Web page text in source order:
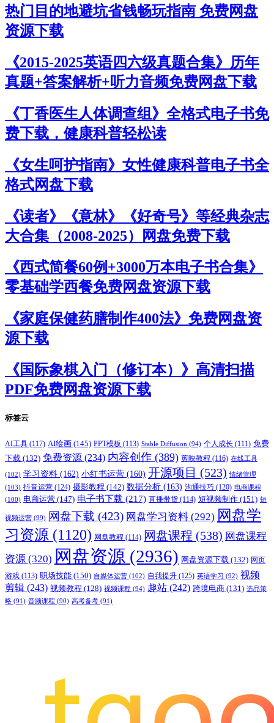
热门目的地避坑省钱畅玩指南 免费网盘
资源下载
《2015-2025英语四六级真题合集》历年
真题+答案解析+听力音频免费网盘下载
《丁香医生人体调查组》全格式电子书免
费下载，健康科普轻松读
《女生呵护指南》女性健康科普电子书全
格式网盘下载
《读者》《意林》《好奇号》等经典杂志
大合集（2008-2025）网盘免费下载
《西式简餐60例+3000万本电子书合集》
零基础学西餐免费网盘资源下载
《家庭保健药膳制作400法》免费网盘资
源下载
《国际象棋入门（修订本）》高清扫描
PDF免费网盘资源下载
标签云
AI工具 (117) AI绘画 (145) PPT模板 (113) Stable Diffusion (94) 个人成长 (111) 免费
下载 (132) 免费资源 (234) 内容创作 (389) 剪映教程 (116) 在线工具
(102) 学习资料 (162) 小红书运营 (160) 开源项目 (523) 情绪管理
(103) 抖音运营 (124) 摄影教程 (142) 数据分析 (163) 沟通技巧 (120) 电商课程
(100) 电商运营 (147) 电子书下载 (217) 直播带货 (114) 短视频制作 (151) 短
视频运营 (99) 网盘下载 (423) 网盘学习资料 (292) 网盘学
习资源 (1120) 网盘教程 (114) 网盘课程 (538) 网盘课程
资源 (320) 网盘资源 (2936) 网盘资源下载 (132) 网页
游戏 (113) 职场技能 (150) 自媒体运营 (102) 自我提升 (125) 英语学习 (92) 视频
剪辑 (243) 视频教程 (128) 视频课程 (94) 趣站 (242) 跨境电商 (131) 选品策
略 (91) 音频课程 (90) 高考备考 (91)